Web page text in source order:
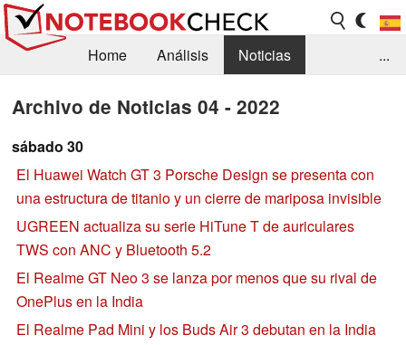
Home Análisis
Noticias
Orientación para la Compra
Contacto
...
Archivo de Noticias 04 - 2022
sábado 30
El Huawei Watch GT 3 Porsche Design se presenta con
una estructura de titanio y un cierre de mariposa invisible
UGREEN actualiza su serie HiTune T de auriculares
TWS con ANC y Bluetooth 5.2
El Realme GT Neo 3 se lanza por menos que su rival de
OnePlus en la India
El Realme Pad Mini y los Buds Air 3 debutan en la India